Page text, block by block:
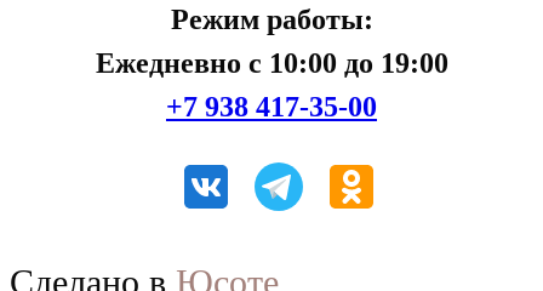
Режим работы:
Ежедневно с 10:00 до 19:00
+7 938 417-35-00
Сделано в Юсоте